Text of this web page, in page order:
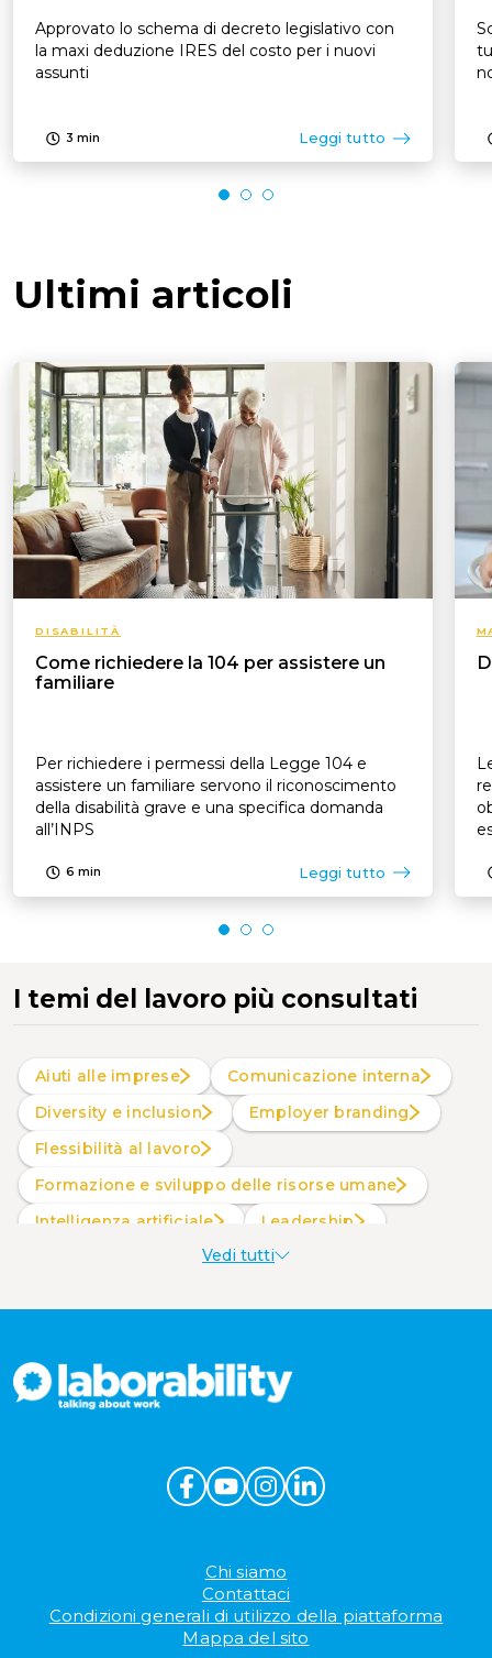
Approvato lo schema di decreto legislativo con
la maxi deduzione IRES del costo per i nuovi
assunti
3 min Leggi tutto
Ultimi articoli
DISABILITÀ
Come richiedere la 104 per assistere un
familiare
Per richiedere i permessi della Legge 104 e
assistere un familiare servono il riconoscimento
della disabilità grave e una specifica domanda
all’INPS
6 min Leggi tutto
I temi del lavoro più consultati
Aiuti alle imprese
Comunicazione interna
Diversity e inclusion
Employer branding
Flessibilità al lavoro
Formazione e sviluppo delle risorse umane
intelligenza artificiale
Leadership
Produttività al lavoroVedi tutti
Chi siamo
Contattaci
Condizioni generali di utilizzo della piattaforma
Mappa del sito